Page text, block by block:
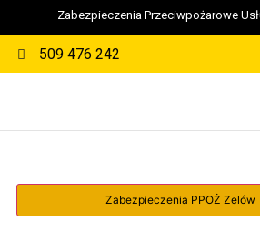
Zabezpieczenia Przeciwpożarowe
509 476 242